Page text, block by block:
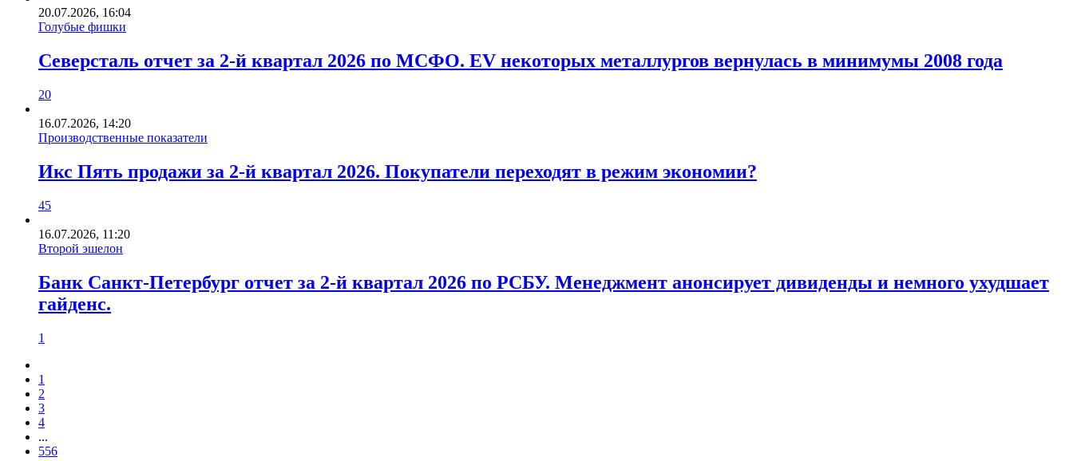
20.07.2026, 16:04
Голубые фишки
Северсталь отчет за 2-й квартал 2026 по МСФО. EV некоторых металлургов вернулась в минимумы 2008 года
20
16.07.2026, 14:20
Производственные показатели
Икс Пять продажи за 2-й квартал 2026. Покупатели переходят в режим экономии?
45
16.07.2026, 11:20
Второй эшелон
Банк Санкт-Петербург отчет за 2-й квартал 2026 по РСБУ. Менеджмент анонсирует дивиденды и немного ухудшает
гайденс.
1
1
2
3
4
...
556